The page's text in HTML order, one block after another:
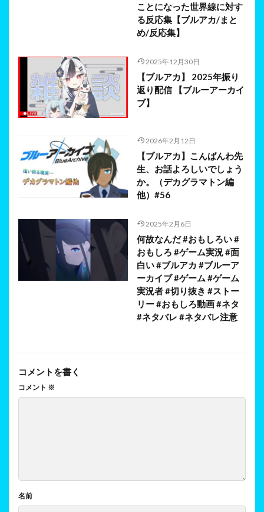
ことになった世界線に対す
る反応集【ブルアカ/まと
め/反応集】
2025年12月30日
【ブルアカ】 2025年振り
返り配信 【ブルーアーカイ
ブ】
2026年2月12日
【ブルアカ】こんばんわ先
生、お話よろしいでしょう
か。（デカグラマトン編
他）#56
2025年2月6日
何故なんだ #おもしろい #
おもしろ #ゲーム実況 #面
白い #ブルアカ #ブルーア
ーカイブ #ゲーム #ゲーム
実況者 #切り抜き #ストー
リー #おもしろ動画 #ネタ
#ネタバレ #ネタバレ注意
コメントを書く
コメント ※
名前